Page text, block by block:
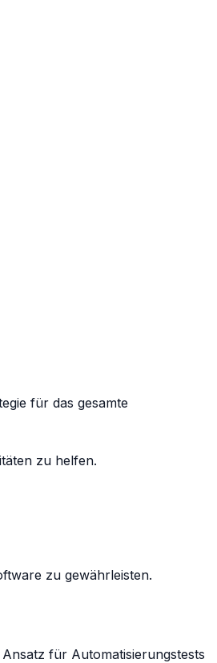
für das gesamte
zu helfen.
zu gewährleisten.
für Automatisierungstests